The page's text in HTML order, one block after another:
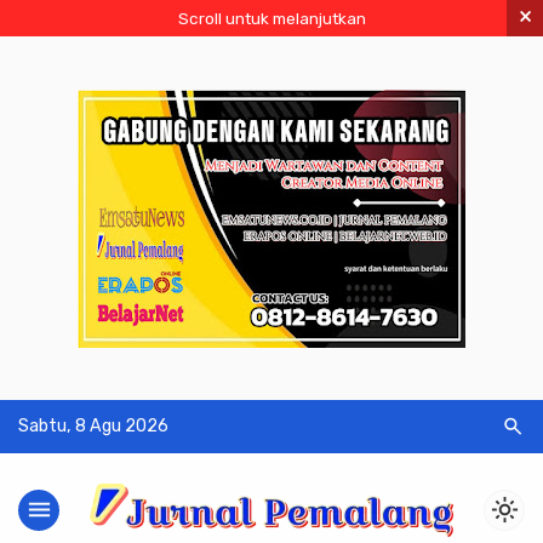
Scroll untuk melanjutkan ×
Sabtu, 8 Agu 2026 search
menu light_mode